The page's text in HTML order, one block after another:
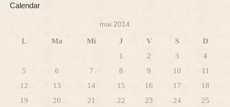
Calendar
mai 2014
L Ma Mi J V S
D
1
2 3
4
5
6 7 8 9 10
11
12
13 14 15 16 17
18
19
20 21 22 23 24
25